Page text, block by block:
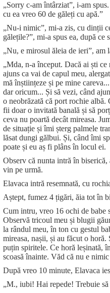
„Sorry c-am întârziat”, i-am
cu ea vreo 60 de găleți cu apă.”
„Nu-i nimic”, mi-a zis, cu dinții
gălețile?”, mi-a spus ea, după ce
„Nu, e mirosul ăleia de ieri”, am
„Mda, n-a început. Dacă ai ști
ajuns ca vai de capul meu,
mă înștiințeze și pe mine
dar oricum... Și să vezi, când
o neobrăzată că port rochie
fii doar o invitată banală și să
ceva nu poartă decât mireasa.
de situație și îmi șterg palmele
lăsat dungi gălbui. Și, când îmi
poate și eu aș fi plâns în locul ei.
Observ că nunta intră în
vin pe urmă.
Elavaca intră resemnată, cu
Aștept, fumez 4 țigări, ăia tot în
Cum intru, vreo 16 ochi de babe
Observă tricoul meu și blugii
la rândul meu, în ton cu gestul
mireasa, nașii, și au făcut o
puțin spiritele. Ce horă leșinată,
scoasă înainte. Văd că nu e
După vreo 10 minute, Elavaca
„M., iubi! Hai repede! Trebuie